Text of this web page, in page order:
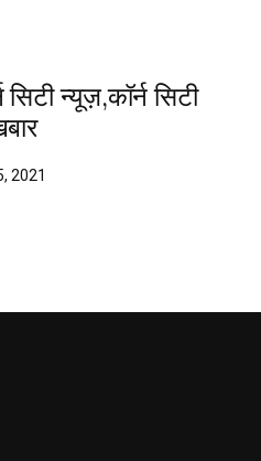
न्यूज़,कॉर्न सिटी
2021